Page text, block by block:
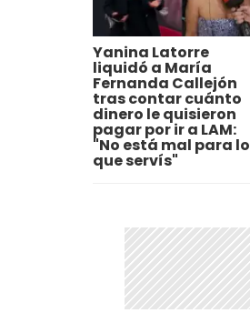
Yanina Latorre
liquidó a María
Fernanda Callejón
tras contar cuánto
dinero le quisieron
pagar por ir a LAM:
"No está mal para lo
que servís"